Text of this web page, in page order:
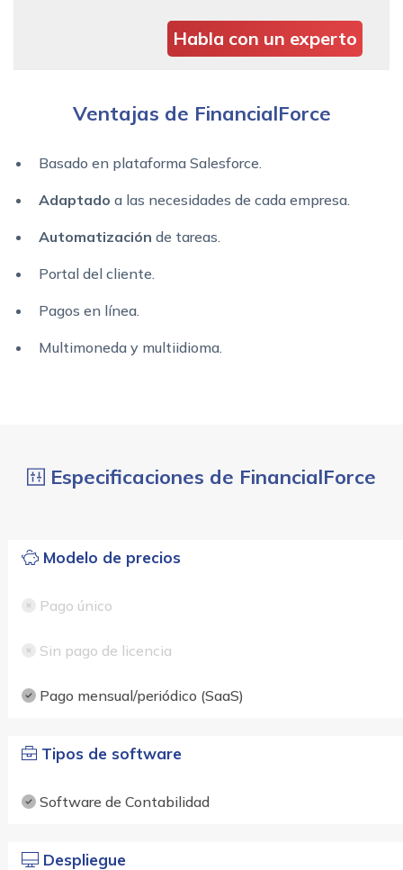
Habla con un experto
Ventajas de FinancialForce
Basado en plataforma Salesforce.
Adaptado a las necesidades de cada empresa.
Automatización de tareas.
Portal del cliente.
Pagos en línea.
Multimoneda y multiidioma.
Especificaciones de FinancialForce
Modelo de precios
Pago único
Sin pago de licencia
Pago mensual/periódico (SaaS)
Tipos de software
Software de Contabilidad
Despliegue